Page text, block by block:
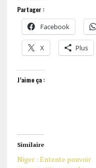
Partager :
Facebook
X Plus
J’aime ça :
Similaire
Niger : Entente pouvoir